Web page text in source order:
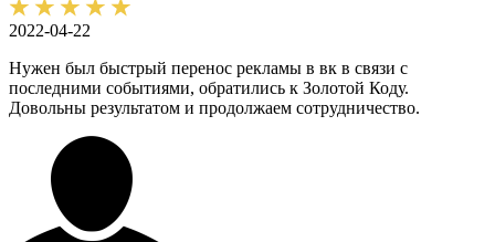
2022-04-22
Нужен был быстрый перенос рекламы в вк в связи с
последними событиями, обратились к Золотой Коду.
Довольны результатом и продолжаем сотрудничество.